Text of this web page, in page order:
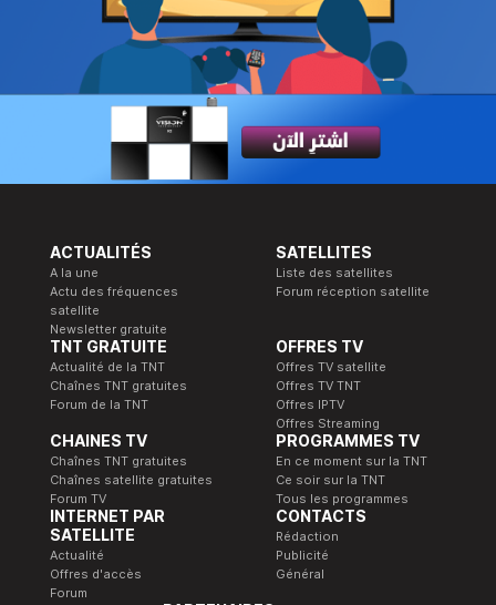
ACTUALITÉS
A la une
Actu des fréquences
satellite
Newsletter gratuite
SATELLITES
Liste des satellites
Forum réception satellite
TNT GRATUITE
Actualité de la TNT
Chaînes TNT gratuites
Forum de la TNT
OFFRES TV
Offres TV satellite
Offres TV TNT
Offres IPTV
Offres Streaming
CHAINES TV
Chaînes TNT gratuites
Chaînes satellite gratuites
Forum TV
PROGRAMMES TV
En ce moment sur la TNT
Ce soir sur la TNT
Tous les programmes
INTERNET PAR
SATELLITE
Actualité
Offres d'accès
Forum
CONTACTS
Rédaction
Publicité
Général